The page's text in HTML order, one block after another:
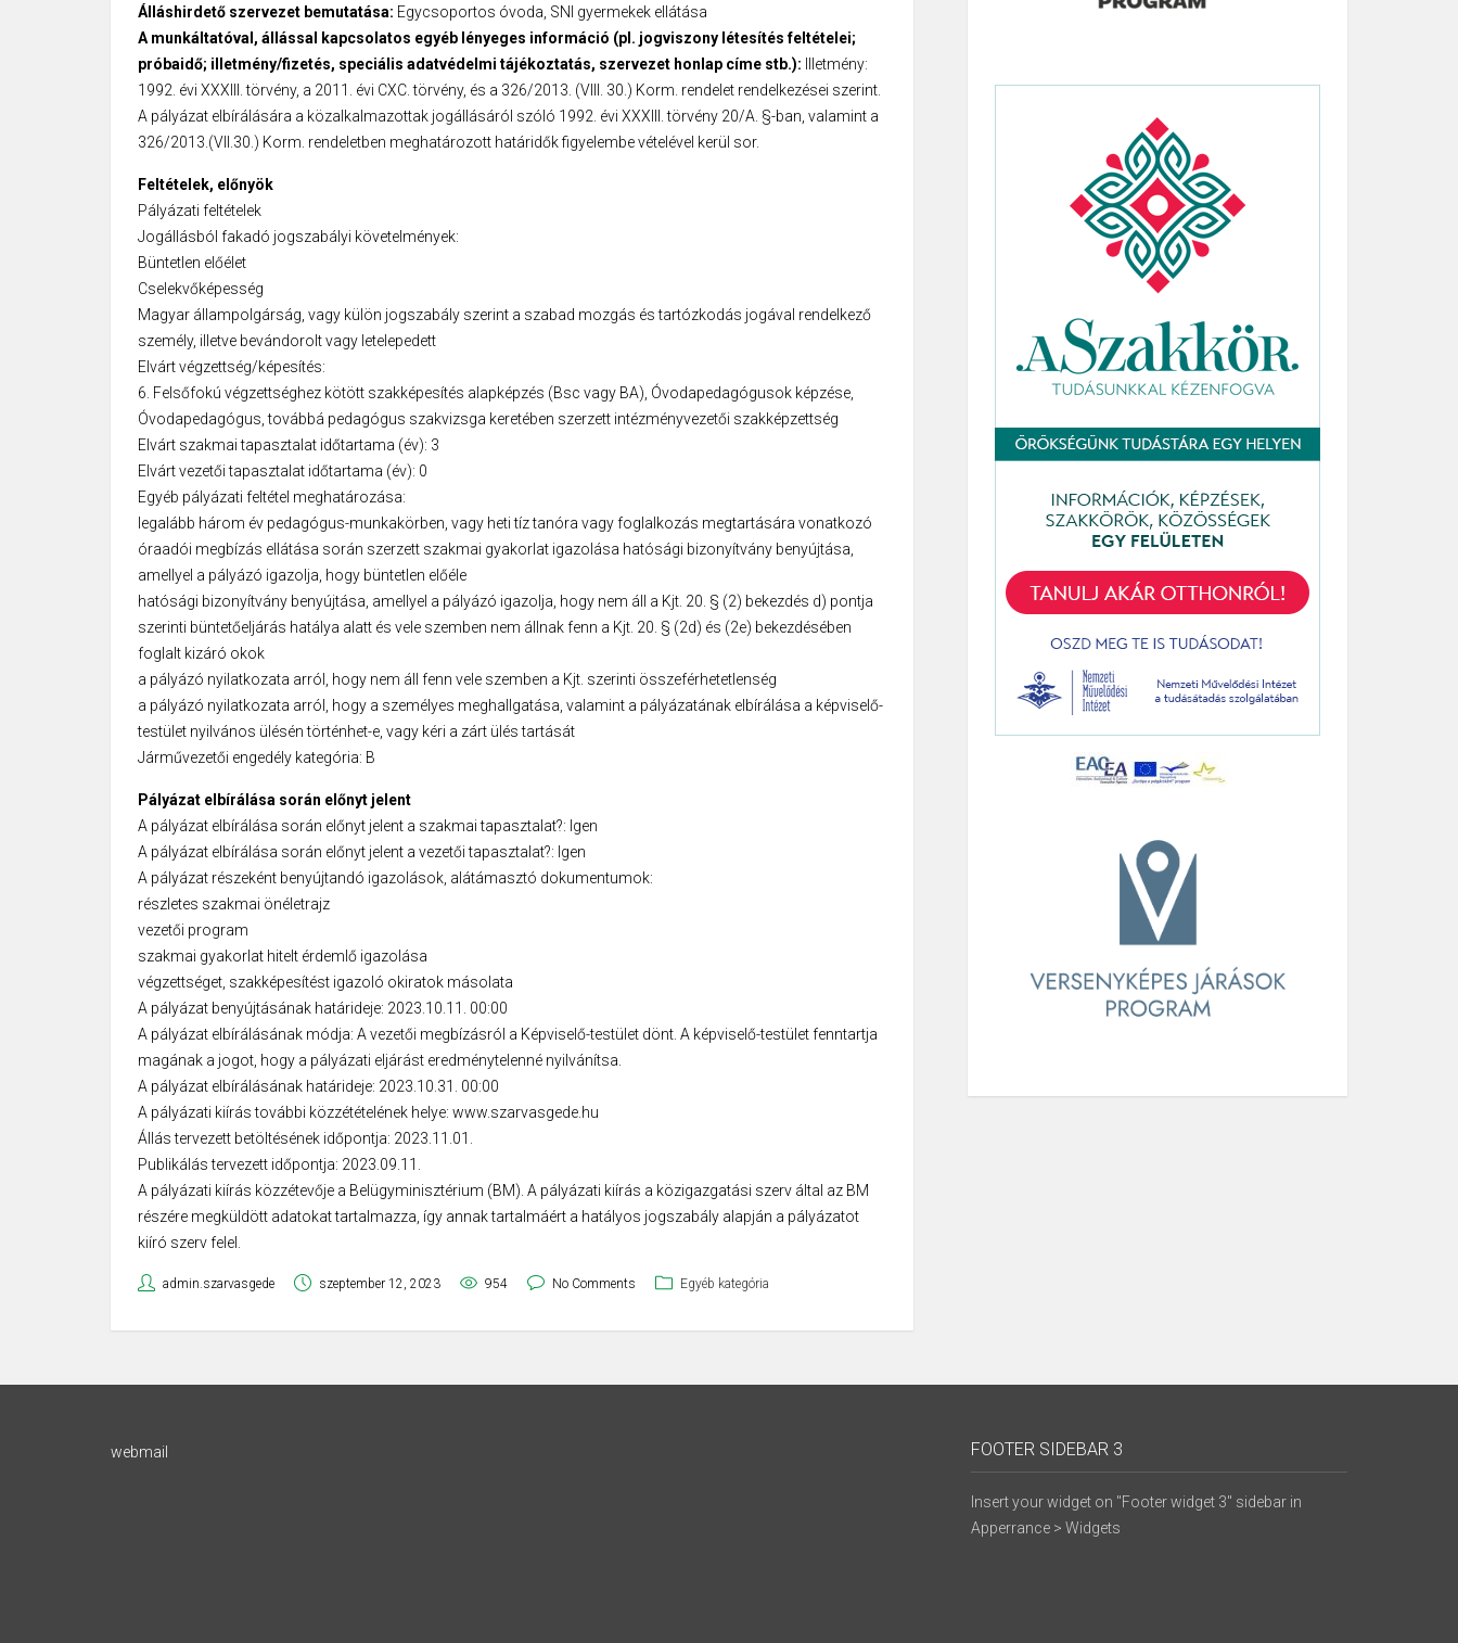
Álláshirdető szervezet bemutatása: Egycsoportos óvoda, SNI gyermekek ellátása
A munkáltatóval, állással kapcsolatos egyéb lényeges információ (pl. jogviszony létesítés feltételei;
próbaidő; illetmény/fizetés, speciális adatvédelmi tájékoztatás, szervezet honlap címe stb.): Illetmény:
1992. évi XXXIII. törvény, a 2011. évi CXC. törvény, és a 326/2013. (VIII. 30.) Korm. rendelet rendelkezései szerint.
A pályázat elbírálására a közalkalmazottak jogállásáról szóló 1992. évi XXXIII. törvény 20/A. §-ban, valamint a
326/2013.(VII.30.) Korm. rendeletben meghatározott határidők figyelembe vételével kerül sor.
Feltételek, előnyök
Pályázati feltételek
Jogállásból fakadó jogszabályi követelmények:
Büntetlen előélet
Cselekvőképesség
Magyar állampolgárság, vagy külön jogszabály szerint a szabad mozgás és tartózkodás jogával rendelkező
személy, illetve bevándorolt vagy letelepedett
Elvárt végzettség/képesítés:
6. Felsőfokú végzettséghez kötött szakképesítés alapképzés (Bsc vagy BA), Óvodapedagógusok képzése,
Óvodapedagógus, továbbá pedagógus szakvizsga keretében szerzett intézményvezetői szakképzettség
Elvárt szakmai tapasztalat időtartama (év): 3
Elvárt vezetői tapasztalat időtartama (év): 0
Egyéb pályázati feltétel meghatározása:
legalább három év pedagógus-munkakörben, vagy heti tíz tanóra vagy foglalkozás megtartására vonatkozó
óraadói megbízás ellátása során szerzett szakmai gyakorlat igazolása hatósági bizonyítvány benyújtása,
amellyel a pályázó igazolja, hogy büntetlen előéle
hatósági bizonyítvány benyújtása, amellyel a pályázó igazolja, hogy nem áll a Kjt. 20. § (2) bekezdés d) pontja
szerinti büntetőeljárás hatálya alatt és vele szemben nem állnak fenn a Kjt. 20. § (2d) és (2e) bekezdésében
foglalt kizáró okok
a pályázó nyilatkozata arról, hogy nem áll fenn vele szemben a Kjt. szerinti összeférhetetlenség
a pályázó nyilatkozata arról, hogy a személyes meghallgatása, valamint a pályázatának elbírálása a képviselő-
testület nyilvános ülésén történhet-e, vagy kéri a zárt ülés tartását
Járművezetői engedély kategória: B
Pályázat elbírálása során előnyt jelent
A pályázat elbírálása során előnyt jelent a szakmai tapasztalat?: Igen
A pályázat elbírálása során előnyt jelent a vezetői tapasztalat?: Igen
A pályázat részeként benyújtandó igazolások, alátámasztó dokumentumok:
részletes szakmai önéletrajz
vezetői program
szakmai gyakorlat hitelt érdemlő igazolása
végzettséget, szakképesítést igazoló okiratok másolata
A pályázat benyújtásának határideje: 2023.10.11. 00:00
A pályázat elbírálásának módja: A vezetői megbízásról a Képviselő-testület dönt. A képviselő-testület fenntartja
magának a jogot, hogy a pályázati eljárást eredménytelenné nyilvánítsa.
A pályázat elbírálásának határideje: 2023.10.31. 00:00
A pályázati kiírás további közzétételének helye: www.szarvasgede.hu
Állás tervezett betöltésének időpontja: 2023.11.01.
Publikálás tervezett időpontja: 2023.09.11.
A pályázati kiírás közzétevője a Belügyminisztérium (BM). A pályázati kiírás a közigazgatási szerv által az BM
részére megküldött adatokat tartalmazza, így annak tartalmáért a hatályos jogszabály alapján a pályázatot
kiíró szerv felel.
admin.szarvasgede szeptember 12, 2023 954 No Comments Egyéb kategória
webmail FOOTER SIDEBAR 3
Insert your widget on "Footer widget 3" sidebar in
Apperrance > Widgets